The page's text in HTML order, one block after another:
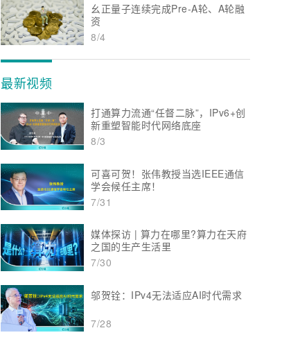
幺正量子连续完成Pre-A轮、A轮融
资
8/4
最新视频
打通算力流通“任督二脉”，IPv6+创
新重塑智能时代网络底座
8/3
可喜可贺！张伟教授当选IEEE通信
学会候任主席！
7/31
媒体探访 | 算力在哪里?算力在天府
之国的生产生活里
7/30
邬贺铨：IPv4无法适应AI时代需求
7/28